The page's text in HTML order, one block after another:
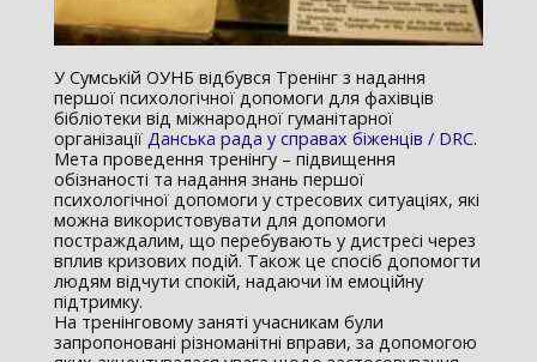
У Сумській ОУНБ відбувся Тренінг з надання
першої психологічної допомоги для фахівців
бібліотеки від міжнародної гуманітарної
організації Данська рада у справах біженців / DRC.
Мета проведення тренінгу – підвищення
обізнаності та надання знань першої
психологічної допомоги у стресових ситуаціях, які
можна використовувати для допомоги
постраждалим, що перебувають у дистресі через
вплив кризових подій. Також це спосіб допомогти
людям відчути спокій, надаючи їм емоційну
підтримку.
На тренінговому заняті учасникам були
запропоновані різноманітні вправи, за допомогою